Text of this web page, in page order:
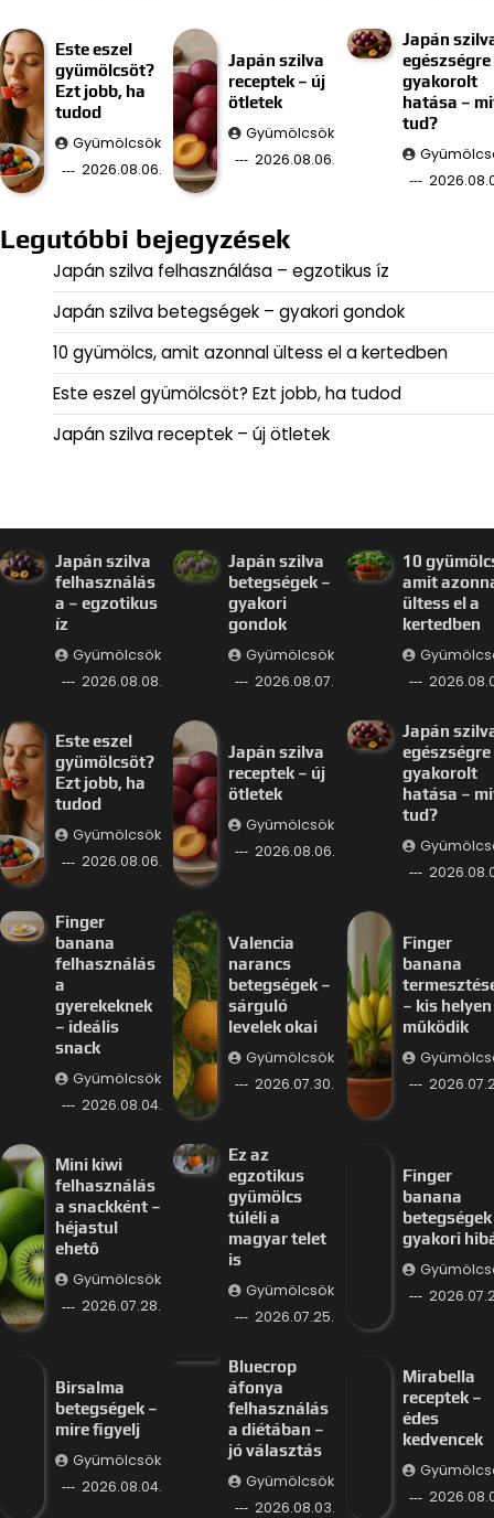
Este eszel
gyümölcsöt?
Ezt jobb, ha
tudod
Gyümölcsök
2026.08.06.
Japán szilva
receptek – új
ötletek
Gyümölcsök
2026.08.06.
Japán
egészségre
gyakorolt
hatása –
tud?
Legutóbbi bejegyzések
Japán szilva felhasználása – egzotikus íz
Japán szilva betegségek – gyakori gondok
10 gyümölcs, amit azonnal ültess el a kertedben
Este eszel gyümölcsöt? Ezt jobb, ha tudod
Japán szilva receptek – új ötletek
Japán szilva
felhasználás
a – egzotikus
íz
Gyümölcsök
2026.08.08.
Japán szilva
betegségek –
gyakori
gondok
Gyümölcsök
2026.08.07.
10
amit
ültess el a
kertedben
Este eszel
gyümölcsöt?
Ezt jobb, ha
tudod
Gyümölcsök
2026.08.06.
Japán szilva
receptek – új
ötletek
Gyümölcsök
2026.08.06.
Japán
egészségre
gyakorolt
hatása –
tud?
Finger
banana
felhasználás
a
gyerekeknek
– ideális
snack
Gyümölcsök
2026.08.04.
Valencia
narancs
betegségek –
sárguló
levelek okai
Gyümölcsök
2026.07.30.
Finger
banana
– kis
működik
Mini kiwi
felhasználás
a snackként –
héjastul
ehető
Gyümölcsök
2026.07.28.
Ez az
egzotikus
gyümölcs
túléli a
magyar telet
is
Gyümölcsök
2026.07.25.
Finger
banana
betegségek
gyakori
Birsalma
betegségek –
mire figyelj
Gyümölcsök
2026.08.04.
Bluecrop
áfonya
felhasználás
a diétában –
jó választás
Gyümölcsök
2026.08.03.
Mirabella
receptek –
édes
kedvencek